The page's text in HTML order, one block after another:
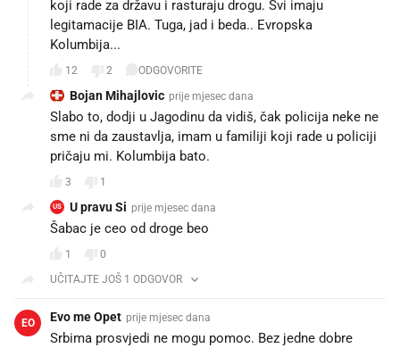
koji rade za državu i rasturaju drogu. Svi imaju
legitamacije BIA. Tuga, jad i beda.. Evropska
Kolumbija...
12 2 ODGOVORITE
Bojan Mihajlovic prije mjesec dana
Slabo to, dodji u Jagodinu da vidiš, čak policija neke ne
sme ni da zaustavlja, imam u familiji koji rade u policiji
pričaju mi. Kolumbija bato.
3 1
US U pravu Si prije mjesec dana
Šabac je ceo od droge beo
1
0
UČITAJTE JOŠ 1 ODGOVOR
EO Evo me Opet prije mjesec dana
Srbima prosvjedi ne mogu pomoc. Bez jedne dobre